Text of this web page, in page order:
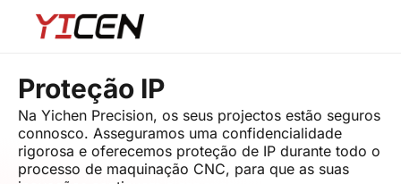
Proteção IP
Na Yichen Precision, os seus projectos estão seguros
connosco. Asseguramos uma confidencialidade
rigorosa e oferecemos proteção de IP durante todo o
processo de maquinação CNC, para que as suas